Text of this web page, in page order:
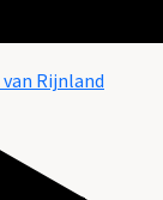
Rijnland